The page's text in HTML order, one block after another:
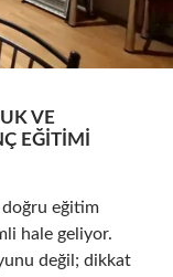
VE
EĞITIMI
eğitim
hale geliyor.
değil; dikkat